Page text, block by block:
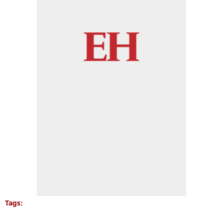
Tags: